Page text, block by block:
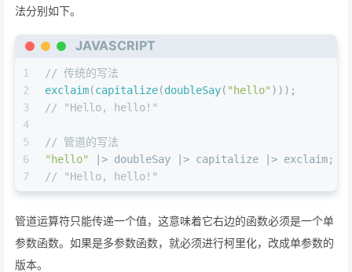
法分别如下。
JAVASCRIPT
1
2
3
4
5
6
7
// 传统的写法
exclaim(capitalize(doubleSay( "hello" )));
// "Hello, hello!"
// 管道的写法
"hello"
|> doubleSay |> capitalize |> exclaim;
// "Hello, hello!"
管道运算符只能传递一个值，这意味着它右边的函数必须是一个单
参数函数。如果是多参数函数，就必须进行柯里化，改成单参数的
版本。